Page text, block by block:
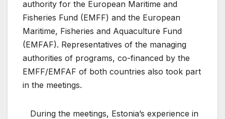
authority for the European Maritime and
Fisheries Fund (EMFF) and the European
Maritime, Fisheries and Aquaculture Fund
(EMFAF). Representatives of the managing
authorities of programs, co-financed by the
EMFF/EMFAF of both countries also took part
in the meetings.
During the meetings, Estonia’s experience in